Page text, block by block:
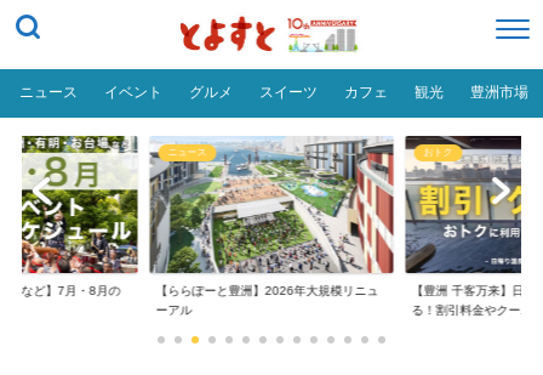
ニュース イベント グルメ スイーツ カフェ 観光 豊洲市場
場など】7月・8月の
ニュース
【ららぽーと豊洲】2026年大規模リニュ
ーアル
おトク
【豊洲 千客万来】日帰
る！割引料金やクーポ...